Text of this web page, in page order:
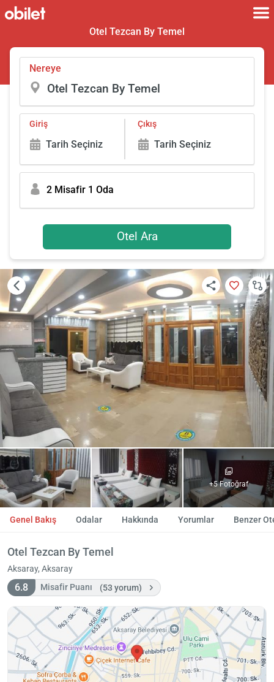
Otel Tezcan By Temel
Nereye
Giriş
Tarih Seçiniz
Çıkış
Tarih Seçiniz
2 Misafir 1 Oda
Otel Ara
+5 Fotoğraf
Genel Bakış Odalar Hakkında Yorumlar Benzer
Otel Tezcan By Temel
Aksaray, Aksaray
6.8 Misafir Puanı (53 yorum)